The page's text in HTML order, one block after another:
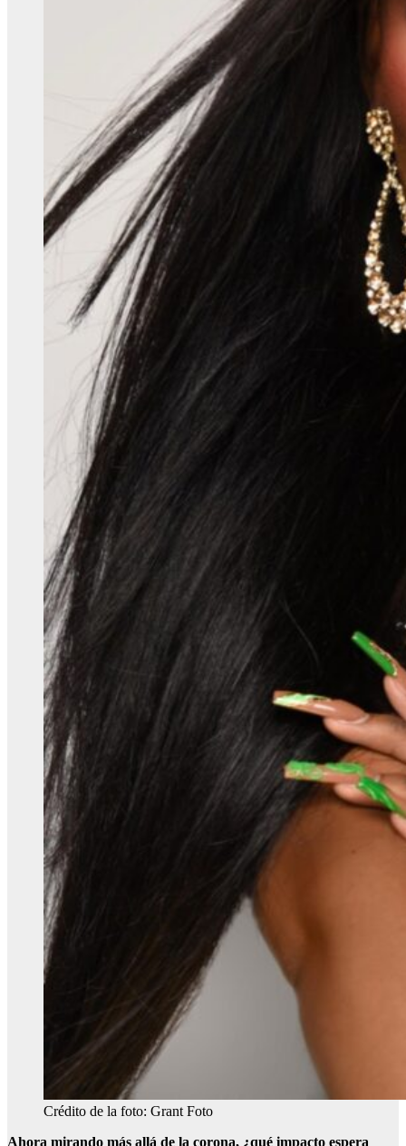
Crédito de la foto: Grant Foto
Ahora mirando más allá de la corona, ¿qué impacto espera